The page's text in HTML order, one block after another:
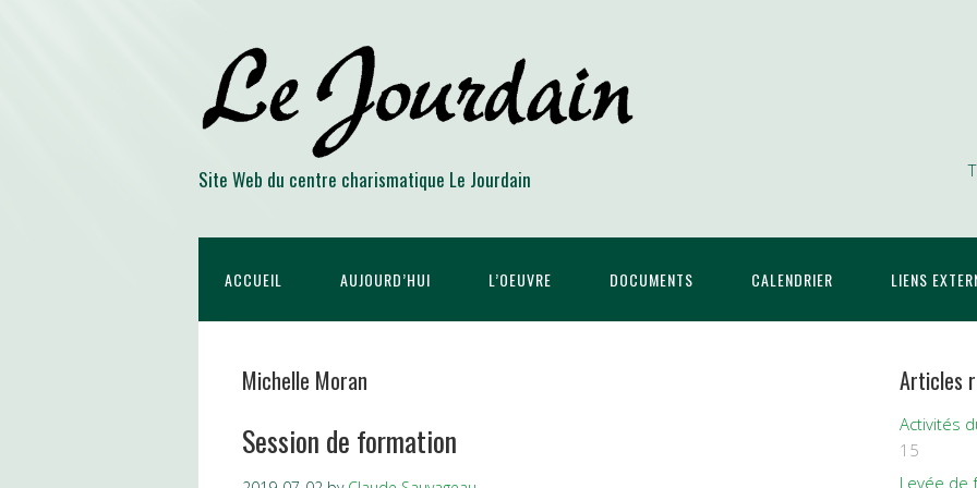
Site Web du centre charismatique Le Jourdain
ACCUEIL AUJOURD’HUI L’OEUVRE DOCUMENTS CALENDRIER LIENS
Michelle Moran
Session de formation
Articles
Activités
15
Levée de